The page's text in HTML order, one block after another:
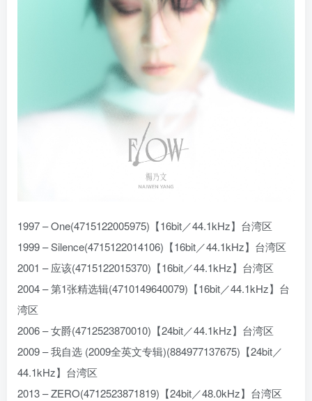
1997 – One(4715122005975)【16bit／44.1kHz】台湾区
1999 – Silence(4715122014106)【16bit／44.1kHz】台湾区
2001 – 应该(4715122015370)【16bit／44.1kHz】台湾区
2004 – 第1张精选辑(4710149640079)【16bit／44.1kHz】台
湾区
2006 – 女爵(4712523870010)【24bit／44.1kHz】台湾区
2009 – 我自选 (2009全英文专辑)(884977137675)【24bit／
44.1kHz】台湾区
2013 – ZERO(4712523871819)【24bit／48.0kHz】台湾区